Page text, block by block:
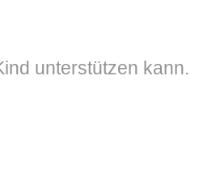
unterstützen kann.